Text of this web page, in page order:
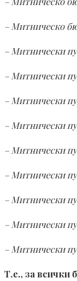
– Митническо
– Митнически
– Митнически
– Митнически
– Митнически
– Митнически
– Митнически
– Митнически
– Митнически
– Митнически
Т.е., за всички